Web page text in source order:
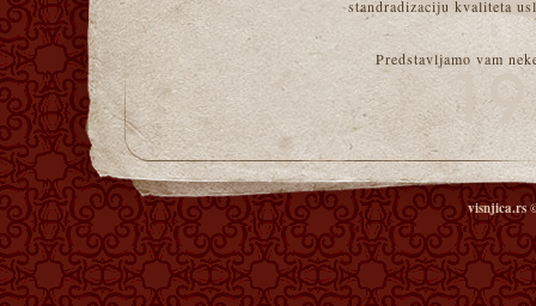
standradizaciju kvaliteta
Predstavljamo vam
visnjica.rs